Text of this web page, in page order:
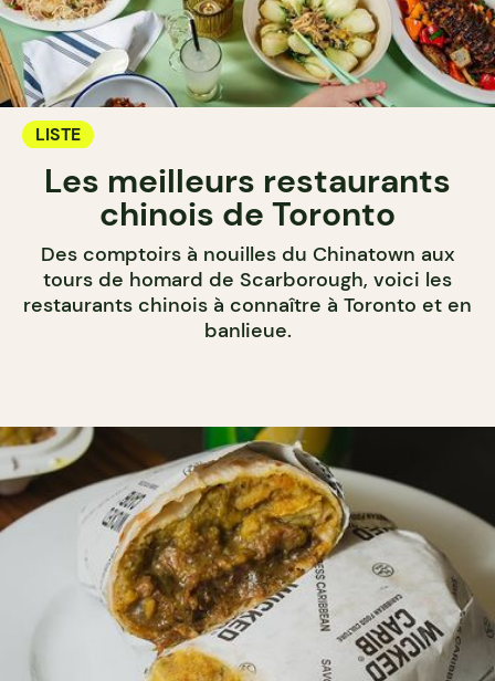
LISTE
Les meilleurs restaurants
chinois de Toronto
Des comptoirs à nouilles du Chinatown aux
tours de homard de Scarborough, voici les
restaurants chinois à connaître à Toronto et en
banlieue.